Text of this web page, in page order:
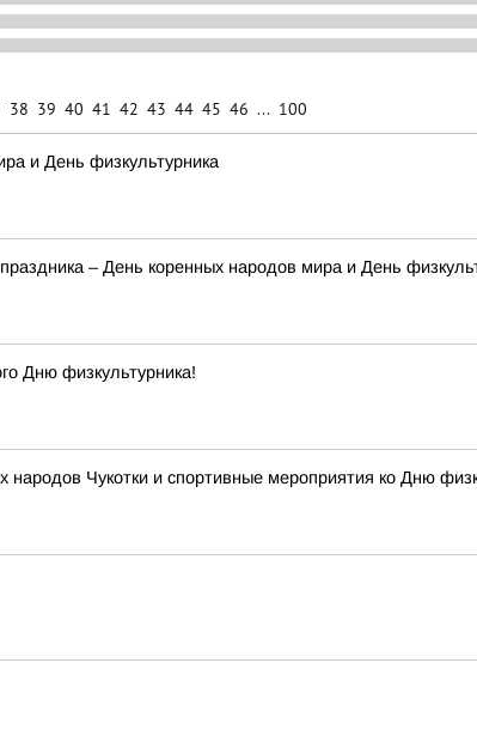
38 39 40 41 42 43 44 45 46 ... 100
и День физкультурника
– День коренных народов мира и День
Дню физкультурника!
Чукотки и спортивные мероприятия ко Дню